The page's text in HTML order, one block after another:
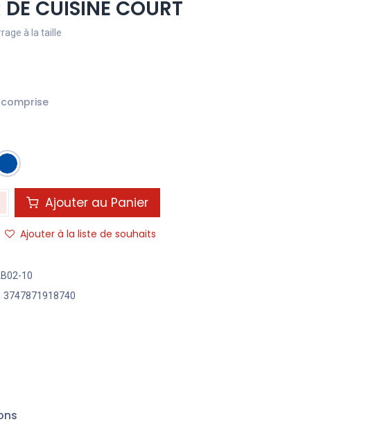
DE CUISINE COURT
à la taille
comprise
Ajouter au Panier
Ajouter à la liste de souhaits
10
3747871918740